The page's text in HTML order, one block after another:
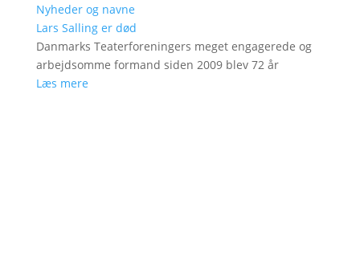
Nyheder og navne
Lars Salling er død
Danmarks Teaterforeningers meget engagerede og
arbejdsomme formand siden 2009 blev 72 år
Læs mere